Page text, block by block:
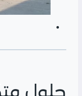
حلول